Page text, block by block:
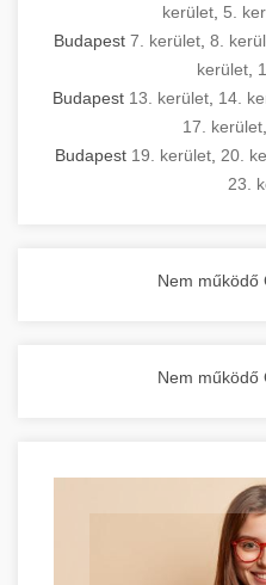
kerület, 5.
Budapest 7. kerület, 8.
kerület
Budapest 13. kerület 14.
17. kerület
Budapest 19. kerület 20.
23.
Nem működő
Nem működő